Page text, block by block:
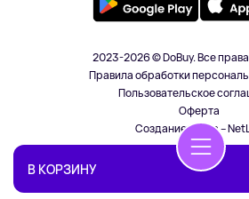
В КОРЗИНУ
2023-2026 © DoBuy. Все
Правила обработки
Пользовательское
Оферта
Создание сайта –